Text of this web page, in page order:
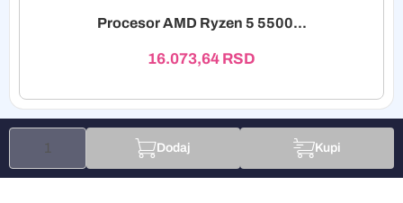
Procesor AMD Ryzen 5 5500...
16.073,64 RSD
Dodaj Kupi